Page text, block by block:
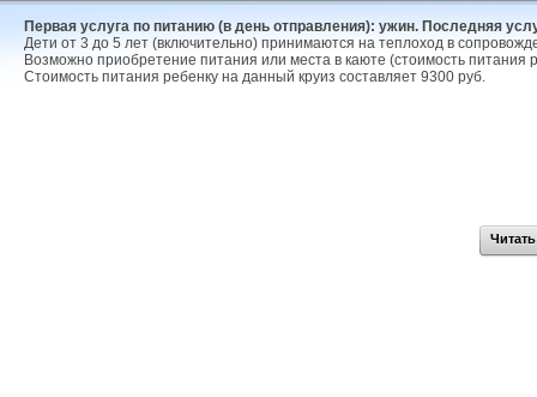
Первая услуга по питанию (в день отправления): ужин. Последняя
Дети от 3 до 5 лет (включительно) принимаются на теплоход в
Возможно приобретение питания или места в каюте (стоимость питания
Стоимость питания ребенку на данный круиз составляет 9300 руб.